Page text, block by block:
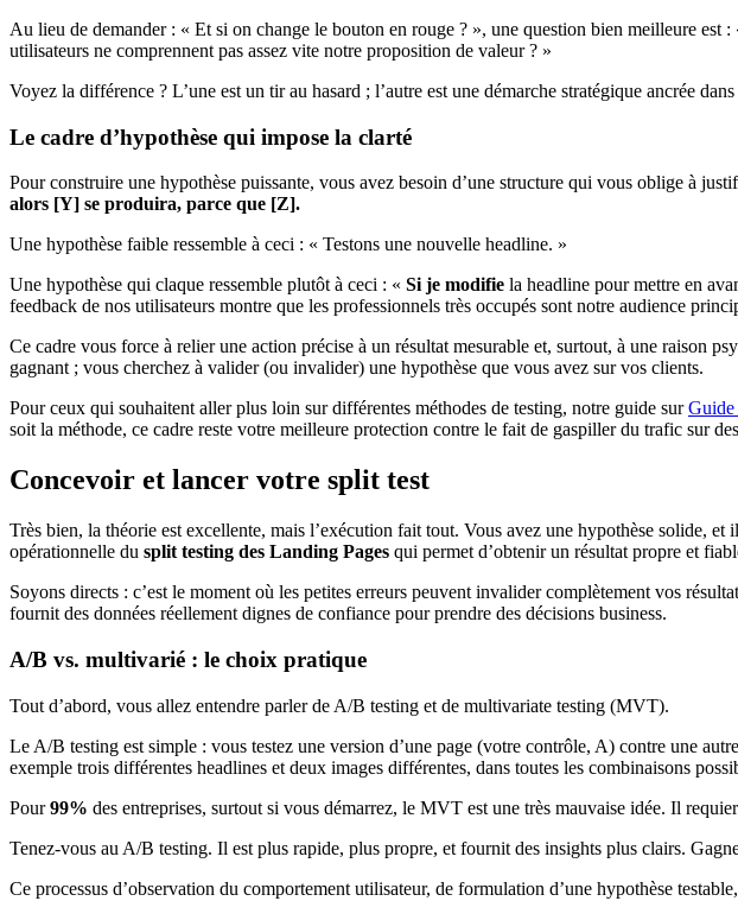
Au lieu de demander : « Et si on change le bouton en rouge ? », une question bien meilleure
utilisateurs ne comprennent pas assez vite notre proposition de valeur ? »
Voyez la différence ? L’une est un tir au hasard ; l’autre est une démarche stratégique ancrée
Le cadre d’hypothèse qui impose la clarté
Pour construire une hypothèse puissante, vous avez besoin d’une structure qui vous oblige à
alors [Y] se produira, parce que [Z].
Une hypothèse faible ressemble à ceci : « Testons une nouvelle headline. »
Une hypothèse qui claque ressemble plutôt à ceci : « Si je modifie la headline pour mettre en
feedback de nos utilisateurs montre que les professionnels très occupés sont notre audience
Ce cadre vous force à relier une action précise à un résultat mesurable et, surtout, à une raison
gagnant ; vous cherchez à valider (ou invalider) une hypothèse que vous avez sur vos clients.
Pour ceux qui souhaitent aller plus loin sur différentes méthodes de testing, notre guide surGuide
soit la méthode, ce cadre reste votre meilleure protection contre le fait de gaspiller du trafic sur
Concevoir et lancer votre split test
Très bien, la théorie est excellente, mais l’exécution fait tout. Vous avez une hypothèse solide,
opérationnelle du split testing des Landing Pages qui permet d’obtenir un résultat propre et
Soyons directs : c’est le moment où les petites erreurs peuvent invalider complètement vos
fournit des données réellement dignes de confiance pour prendre des décisions business.
A/B vs. multivarié : le choix pratique
Tout d’abord, vous allez entendre parler de A/B testing et de multivariate testing (MVT).
Le A/B testing est simple : vous testez une version d’une page (votre contrôle, A) contre une
exemple trois différentes headlines et deux images différentes, dans toutes les combinaisons
Pour99% des entreprises, surtout si vous démarrez, le MVT est une très mauvaise idée. Il
Tenez-vous au A/B testing. Il est plus rapide, plus propre, et fournit des insights plus clairs.
Ce processus d’observation du comportement utilisateur, de formulation d’une hypothèse